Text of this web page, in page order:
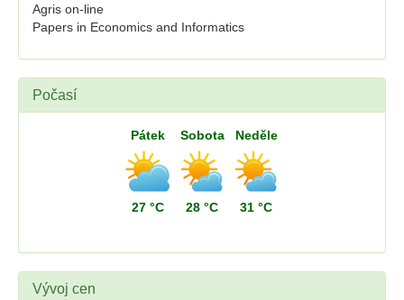
Agris on-line
Papers in Economics and Informatics
Počasí
Pátek
27 °C
Sobota
28 °C
Neděle
31 °C
Vývoj cen